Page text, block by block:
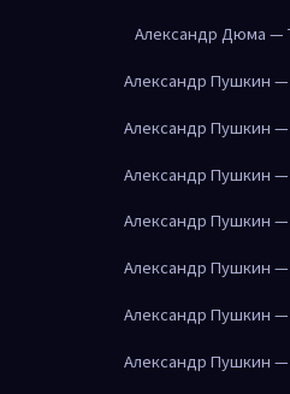
Александр Дюма —
Александр Пушкин —
Александр Пушкин —
Александр Пушкин —
Александр Пушкин —
Александр Пушкин —
Александр Пушкин —
Александр Пушкин —